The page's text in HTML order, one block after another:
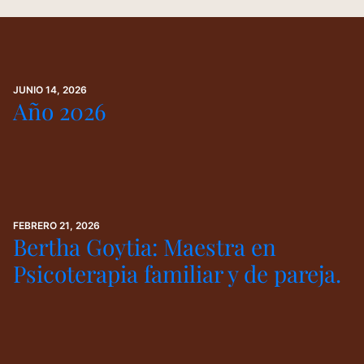
JUNIO 14, 2026
Año 2026
FEBRERO 21, 2026
Bertha Goytia: Maestra en
Psicoterapia familiar y de pareja.